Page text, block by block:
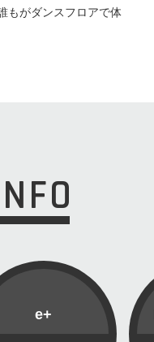
もがダンスフロアで体
e+